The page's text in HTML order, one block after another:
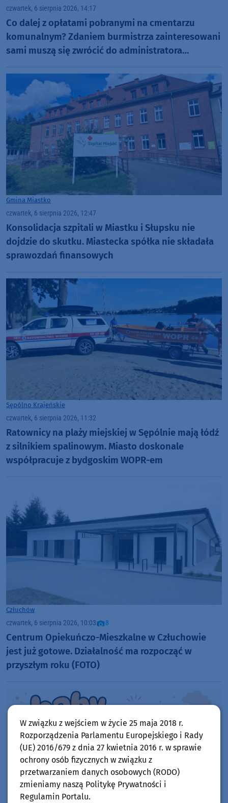
czwartek, 6 sierpnia 2026, 14:17
Co dalej z opłatami pobranymi na cmentarzu
komunalnym? Zdaniem burmistrza zainteresowani
sami muszą się zwrócić do administratora
Gmina Miastko
czwartek, 6 sierpnia 2026, 12:47
Konsolidacja szpitali w Miastku i Słupsku nie
dojdzie do skutku. Miastecka spółka nie składała
sprawozdań finansowych
Sępólno Krajeńskie
czwartek, 6 sierpnia 2026, 11:32
Ratownicy na plaży miejskiej w Sępólnie mają łódź
z silnikiem spalinowym. Miasto doskonale
współpracuje z bydgoskim WOPR-em
Człuchów
czwartek, 6 sierpnia 2026, 10:03 8
Centrum Opiekuńczo-Mieszkalne w Człuchowie
jest już gotowe. Działalność ma rozpocząć w
przyszłym roku (FOTO)
W związku z wejściem w życie 25 maja 2018 r.
Rozporządzenia Parlamentu Europejskiego i Rady
(UE) 2016/679 z dnia 27 kwietnia 2016 r. w sprawie
ochrony osób fizycznych w związku z
przetwarzaniem danych osobowych (RODO)
zmieniamy naszą Politykę Prywatności i
Regulamin Portalu.